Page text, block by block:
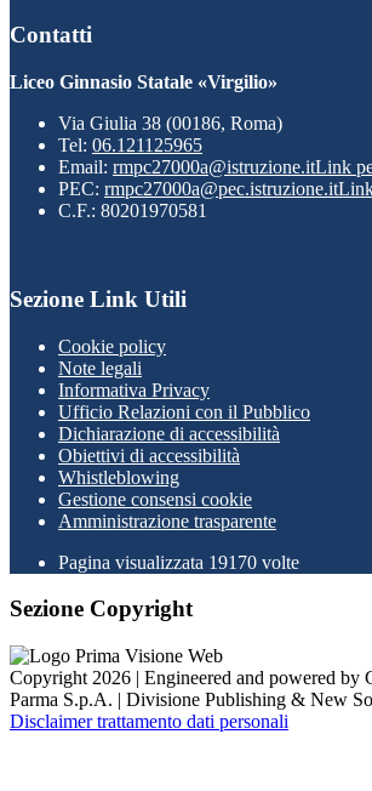
Contatti
Liceo Ginnasio Statale «Virgilio»
Via Giulia 38 (00186, Roma)
Tel: 06.121125965
Email: rmpc27000a@istruzione.itLink
PEC: rmpc27000a@pec.istruzione.it
C.F.: 80201970581
Sezione Link Utili
Cookie policy
Note legali
Informativa Privacy
Ufficio Relazioni con il Pubblico
Dichiarazione di accessibilità
Obiettivi di accessibilità
Whistleblowing
Gestione consensi cookie
Amministrazione trasparente
Pagina visualizzata 19170 volte
Sezione Copyright
Copyright 2026 | Engineered and powered by
Parma S.p.A. | Divisione Publishing & New
Disclaimer trattamento dati personali